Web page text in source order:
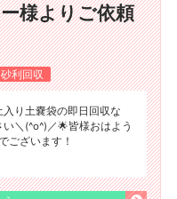
様よりご依頼
利回収
り土嚢袋の即日回収な
＼(^o^)／🌟皆様おはよう
ございます！